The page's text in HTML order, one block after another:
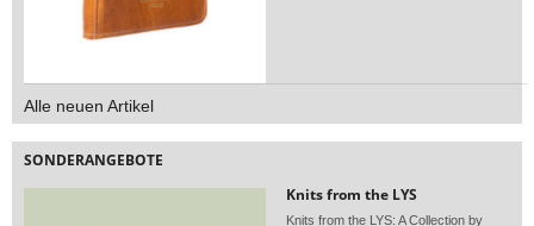
Alle neuen Artikel
SONDERANGEBOTE
Knits from the LYS
Knits from the LYS: A Collection by